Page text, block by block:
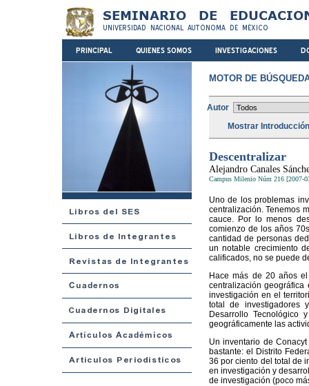
MOTOR DE
Autor
Mostrar
Descentralizar
Alejandro Canales
Campus Milenio Núm 216 [2007-
Uno de los problemas
centralización. Tenemos
cauce. Por lo menos
comienzo de los años
cantidad de personas
un notable crecimiento
calificados, no se puede
Hace más de 20 años
centralización
investigación en el
total de investigadores
Desarrollo Tecnológico
geográficamente las
Un inventario de
bastante: el Distrito
36 por ciento del total de
en investigación y
de investigación (poco